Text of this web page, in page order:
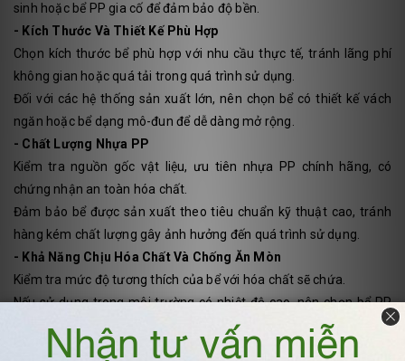
sinh hoặc bể PP gia cố để đảm bảo độ bền.
- Kích Thước Và Thiết Kế Phù Hợp
Chọn kích thước bể phù hợp với nhu cầu thực tế, tránh lãng phí
không gian hoặc quá tải trong quá trình sử dụng.
Đối với các hệ thống sản xuất lớn, nên chọn bể có thiết kế vách
ngăn hoặc bể dạng mô-đun để dễ dàng mở rộng.
- Chất Lượng Nhựa PP
Kiểm tra nguồn gốc vật liệu, ưu tiên nhựa PP chính hãng, có
chứng nhận an toàn hóa chất.
Đảm bảo bể được sản xuất theo tiêu chuẩn kỹ thuật cao, tránh
hàng kém chất lượng gây ảnh hưởng đến quá trình sử dụng.
- Khả Năng Chịu Hóa Chất Và Chống Ăn Mòn
Kiểm tra mức độ tương thích của bể với hóa chất sẽ chứa.
Nếu sử dụng trong môi trường có nhiệt độ cao, nên chọn bể PP
có khả năng chịu nhiệt tốt hơn.
- Độ Dày Thành Bể Và Kết Cấu Hàn